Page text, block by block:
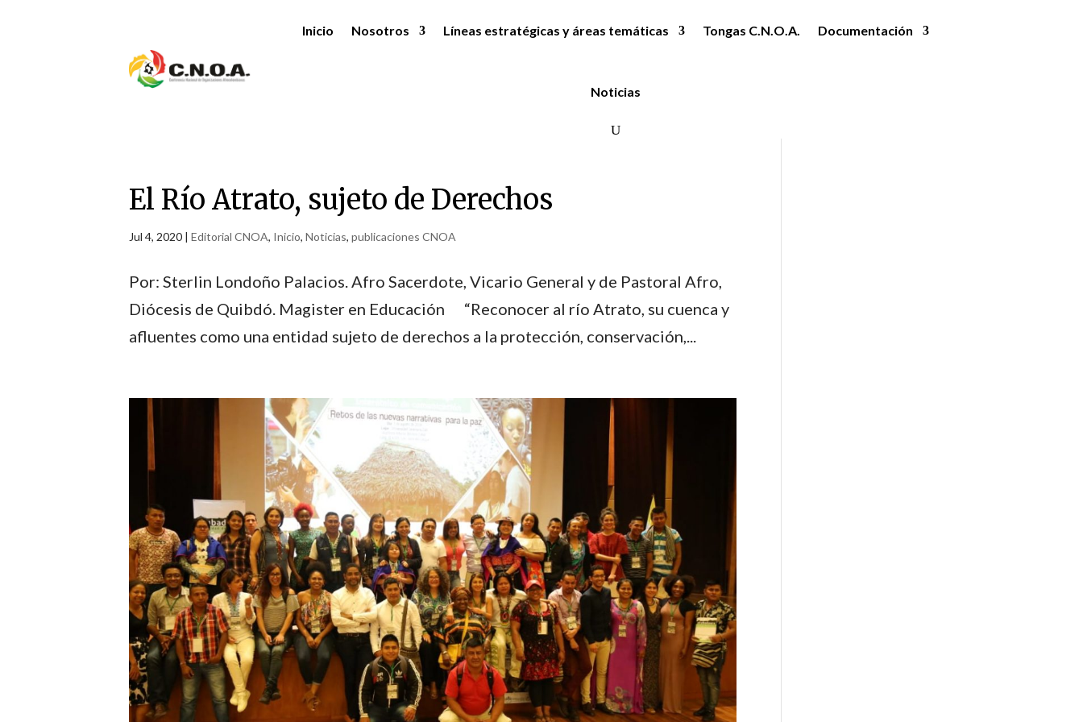
Inicio Nosotros Líneas estratégicas y áreas temáticas Tongas C.N.O.A. Documentación
Noticias
El Río Atrato, sujeto de Derechos
Jul 4, 2020 | Editorial CNOA, Inicio, Noticias, publicaciones CNOA
Por: Sterlin Londoño Palacios. Afro Sacerdote, Vicario General y de Pastoral Afro,
Diócesis de Quibdó. Magister en Educación “Reconocer al río Atrato, su cuenca y
afluentes como una entidad sujeto de derechos a la protección, conservación,...